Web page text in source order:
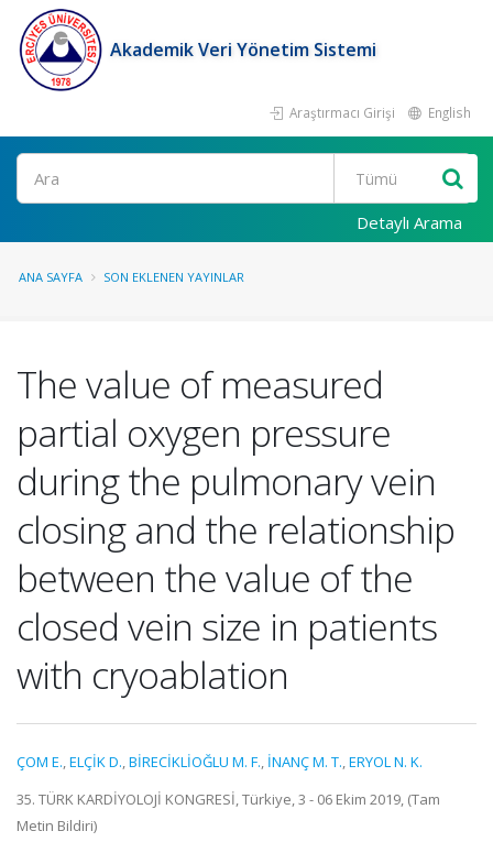
Akademik Veri Yönetim Sistemi
Araştırmacı Girişi English
Ara
Detaylı Arama
ANA SAYFA SON EKLENEN YAYINLAR
The value of measured
partial oxygen pressure
during the pulmonary vein
closing and the relationship
between the value of the
closed vein size in patients
with cryoablation
ÇOM E.,ELÇİK D.,BİRECİKLİOĞLU M. F., İNANÇ M. T.,ERYOL N. K.
35. TÜRK KARDİYOLOJİ KONGRESİ, Türkiye, 3 - 06 Ekim 2019, (Tam
Metin Bildiri)